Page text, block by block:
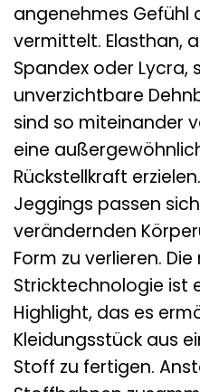
angenehmes Gefühl
vermittelt. Elasthan,
Spandex oder Lycra,
unverzichtbare
sind so miteinander
eine
Rückstellkraft
Jeggings passen
verändernden
Form zu verlieren.
Stricktechnologie ist
Highlight, das es
Kleidungsstück aus
Stoff zu fertigen.